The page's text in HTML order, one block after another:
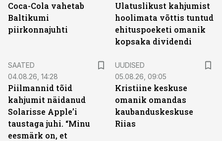
Coca-Cola vahetab
Baltikumi
piirkonnajuhti
Ulatuslikust kahjumist
hoolimata võttis tuntud
ehituspoeketi omanik
kopsaka dividendi
SAATED
04.08.26, 14:28
Piilmannid tõid
kahjumit näidanud
Solarisse Apple’i
taustaga juhi. “Minu
eesmärk on, et
UUDISED
05.08.26, 09:05
Kristiine keskuse
omanik omandas
kaubanduskeskuse
Riias